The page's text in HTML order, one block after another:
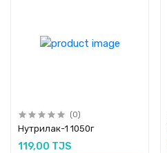
(0)
Нутрилак-1 1050г
119,00 TJS